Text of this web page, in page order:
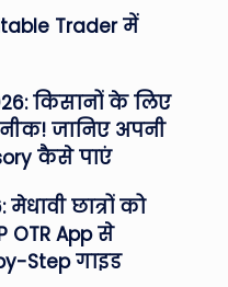
Trader में
किसानों के लिए
जानिए अपनी
कैसे पाएं
छात्रों को
OTR App से
Step गाइड